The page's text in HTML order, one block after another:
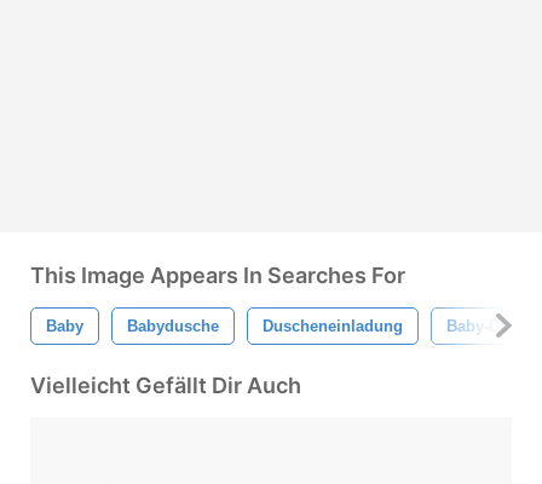
This Image Appears In Searches For
Baby Babydusche Duscheneinladung Baby-
Vielleicht Gefällt Dir Auch